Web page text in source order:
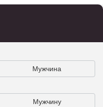
Мужчина
Мужчину